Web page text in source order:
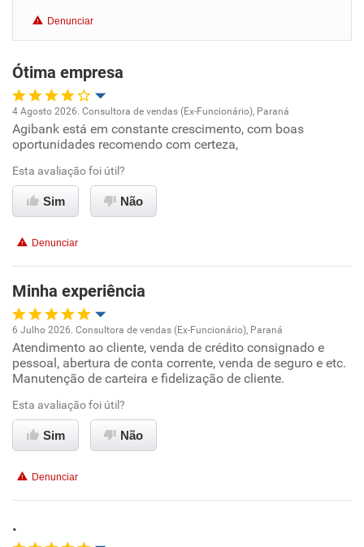
Recomenda esta empresa
Recomenda a diretoria
Denunciar
Ótima empresa
Oportunidade de promoção
Ambiente de trabalho
Conciliação com a vida familiar
Recomenda esta empresa
Recomenda a diretoria
4 Agosto 2026. Consultora de vendas (Ex-Funcionário), Paraná
Agibank está em constante crescimento, com boas
oportunidades recomendo com certeza,
Esta avaliação foi útil?
Sim Não
Denunciar
Minha experiência
Oportunidade de promoção
Ambiente de trabalho
Conciliação com a vida familiar
6 Julho 2026. Consultora de vendas (Ex-Funcionário), Paraná
Atendimento ao cliente, venda de crédito consignado e
pessoal, abertura de conta corrente, venda de seguro e etc.
Manutenção de carteira e fidelização de cliente.
Esta avaliação foi útil?
Sim Não
Denunciar
.